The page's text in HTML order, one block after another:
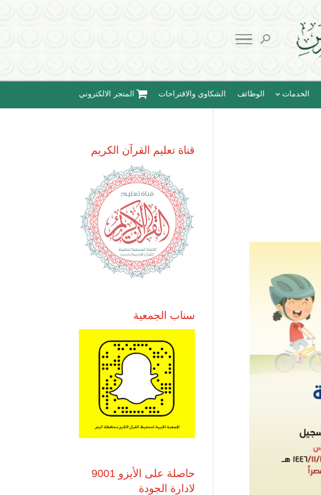
الخدمات الوظائف الشكاوي والاقتراحات المتجر الالكتروني
قناة تعليم القرآن الكريم
سناب الجمعية
حاصلة على الأيزو 9001
لادارة الجودة